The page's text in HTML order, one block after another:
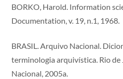
BORKO, Harold. Information
Documentation, v. 19, n.1, 1968.
BRASIL. Arquivo Nacional.
terminologia arquivística. Rio
Nacional, 2005a.